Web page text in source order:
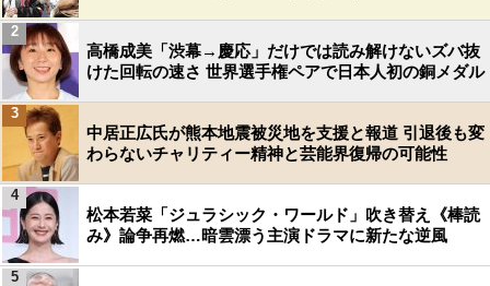
高橋成美「渋幕→慶応」だけでは読み解けないズバ抜
けた回転の速さ 世界選手権ペアで日本人初の銅メダル
2
中居正広氏が熊本地震被災地を支援と報道 引退後も変
わらないチャリティー精神と芸能界復帰の可能性
3
松本若菜「ジュラシック・ワールド」吹き替え《棒読
み》論争再燃…暗雲漂う主演ドラマに新たな逆風
4
5